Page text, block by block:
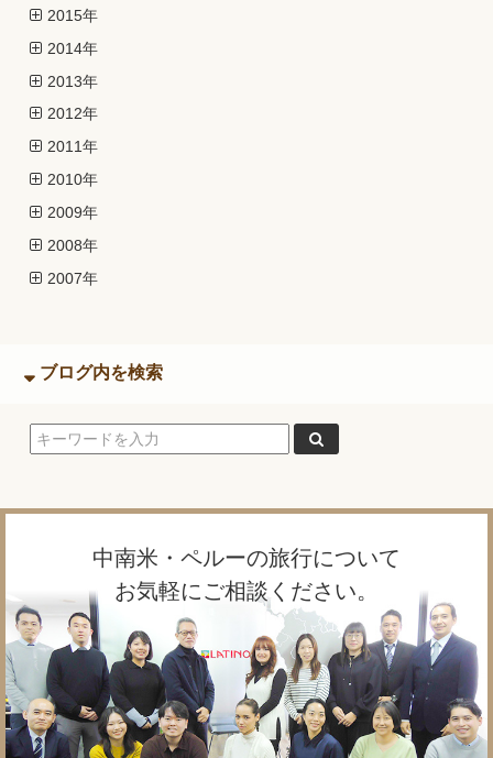
2015年
2014年
2013年
2012年
2011年
2010年
2009年
2008年
2007年
ブログ内を検索
中南米・ペルーの旅行について
お気軽にご相談ください。